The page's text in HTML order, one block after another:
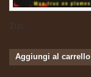
Zizi...
Aggiungi al carrello